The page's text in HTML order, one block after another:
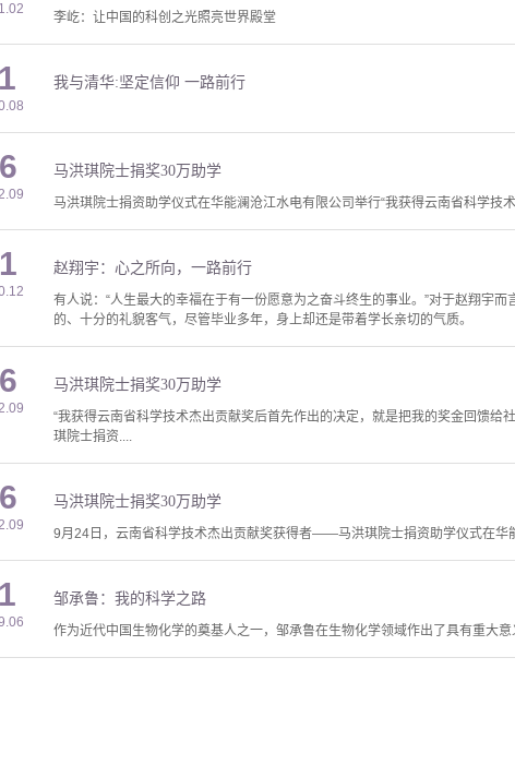
李屹：让中国的科创之光照亮世界殿堂
我与清华:坚定信仰 一路前行
马洪琪院士捐奖30万助学
马洪琪院士捐资助学仪式在华能澜沧江水电有限公司举行“我获得云南省科学技
赵翔宇：心之所向，一路前行
有人说：“人生最大的幸福在于有一份愿意为之奋斗终生的事业。”对于赵翔宇
的、十分的礼貌客气，尽管毕业多年，身上却还是带着学长亲切的气质。
马洪琪院士捐奖30万助学
“我获得云南省科学技术杰出贡献奖后首先作出的决定，就是把我的奖金回馈
琪院士捐资....
马洪琪院士捐奖30万助学
9月24日，云南省科学技术杰出贡献奖获得者——马洪琪院士捐资助学仪式在华
邹承鲁：我的科学之路
作为近代中国生物化学的奠基人之一，邹承鲁在生物化学领域作出了具有重大意